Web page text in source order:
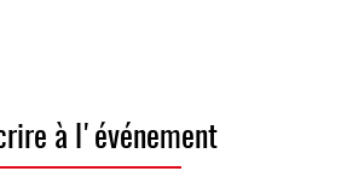
à l'événement